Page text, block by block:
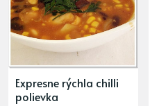
Expresne rýchla chilli
polievka